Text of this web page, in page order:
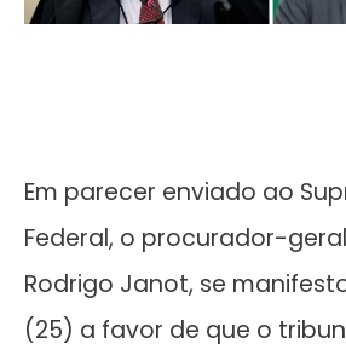
Em parecer enviado ao
Federal, o procurador-
Rodrigo Janot, se
(25) a favor de que o